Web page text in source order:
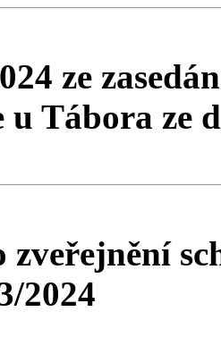
ze
Tábora ze
zveřejnění
2024